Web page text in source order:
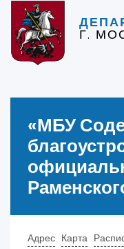
Г.
«‎МБУ
Адрес Карта